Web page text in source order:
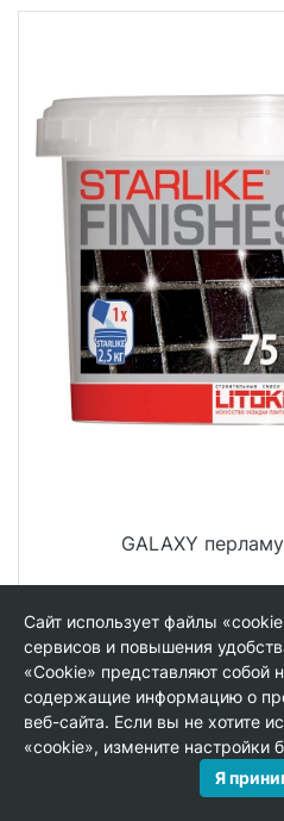
GALAXY
Вес: 0.08 кг
1 589
−
В
Сайт использует файлы
сервисов и повышения
«Cookie» представляют собой
содержащие информацию о
веб-сайта. Если вы не хотите
«cookie», измените настройки
Я